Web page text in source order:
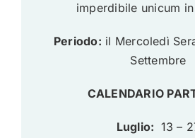
imperdibile unicum
Periodo: il Mercoledì
Settembre
CALENDARIO
Luglio: 13 –